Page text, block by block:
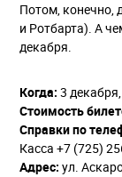
Потом, конечно,
и Ротбарта). А
декабря.
Когда: 3
Стоимость
Справки по
Касса +7 (725)
Адрес: ул.